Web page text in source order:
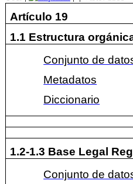
Artículo 19
1.1 Estructura
Conjunto de
Metadatos
Diccionario
1.2-1.3 Base Legal
Conjunto de